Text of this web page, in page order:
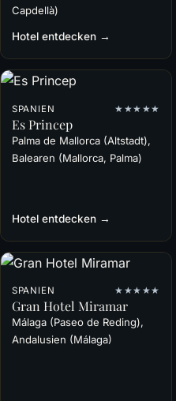
Capdellà)
Hotel entdecken →
SPANIEN ★★★★★
Es Princep
Palma de Mallorca (Altstadt),
Balearen (Mallorca, Palma)
Hotel entdecken →
SPANIEN ★★★★★
Gran Hotel Miramar
Málaga (Paseo de Reding),
Andalusien (Málaga)